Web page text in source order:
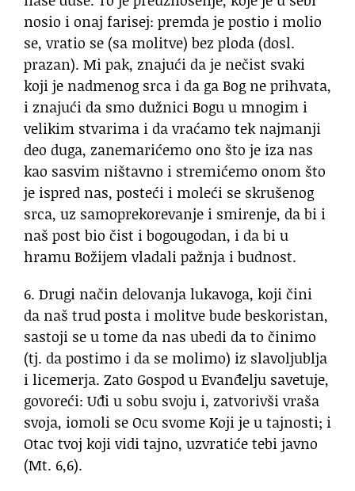
nosio i onaj farisej: premda je postio i molio
se, vratio se (sa molitve) bez ploda (dosl.
prazan). Mi pak, znajući da je nečist svaki
koji je nadmenog srca i da ga Bog ne prihvata,
i znajući da smo dužnici Bogu u mnogim i
velikim stvarima i da vraćamo tek najmanji
deo duga, zanemarićemo ono što je iza nas
kao sasvim ništavno i stremićemo onom što
je ispred nas, posteći i moleći se skrušenog
srca, uz samoprekorevanje i smirenje, da bi i
naš post bio čist i bogougodan, i da bi u
hramu Božijem vladali pažnja i budnost.
6. Drugi način delovanja lukavoga, koji čini
da naš trud posta i molitve bude beskoristan,
sastoji se u tome da nas ubedi da to činimo
(tj. da postimo i da se molimo) iz slavoljublja
i licemerja. Zato Gospod u Evanđelju savetuje,
govoreći: Uđi u sobu svoju i, zatvorivši vraša
svoja, iomoli se Ocu svome Koji je u tajnosti; i
Otac tvoj koji vidi tajno, uzvratiće tebi javno
(Mt. 6,6).